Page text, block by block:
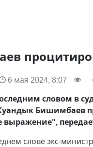
6 мая 2024, 8:07
словом в
Бишимбаев
слове экс-